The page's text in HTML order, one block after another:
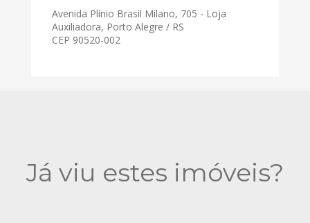
Avenida Plínio Brasil Milano, 705 - Loja
Auxiliadora, Porto Alegre / RS
CEP 90520-002
Já viu estes imóveis?